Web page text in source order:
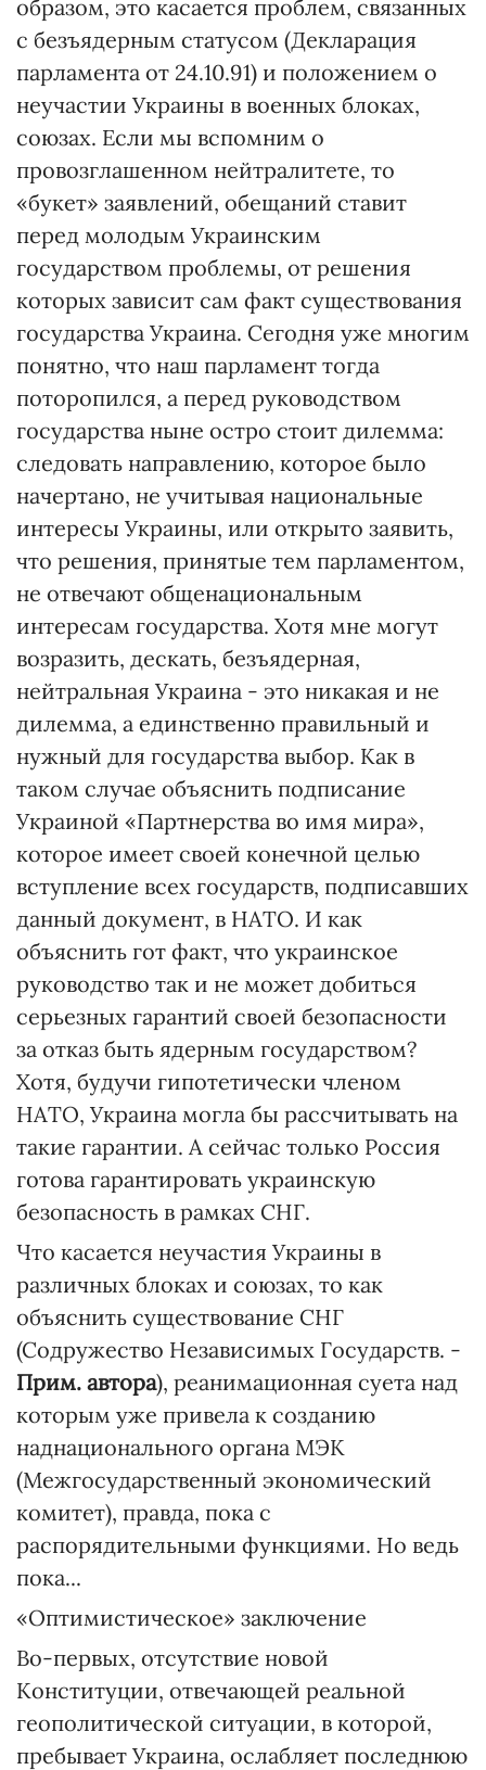
образом, это касается проблем, связанных
с безъядерным статусом (Декларация
парламента от 24.10.91) и положением о
неучастии Украины в военных блоках,
союзах. Если мы вспомним о
провозглашенном нейтралитете, то
«букет» заявлений, обещаний ставит
перед молодым Украинским
государством проблемы, от решения
которых зависит сам факт существования
государства Украина. Сегодня уже многим
понятно, что наш парламент тогда
поторопился, а перед руководством
государства ныне остро стоит дилемма:
следовать направлению, которое было
начертано, не учитывая национальные
интересы Украины, или открыто заявить,
что решения, принятые тем парламентом,
не отвечают общенациональным
интересам государства. Хотя мне могут
возразить, дескать, безъядерная,
нейтральная Украина - это никакая и не
дилемма, а единственно правильный и
нужный для государства выбор. Как в
таком случае объяснить подписание
Украиной «Партнерства во имя мира»,
которое имеет своей конечной целью
вступление всех государств, подписавших
данный документ, в НАТО. И как
объяснить гот факт, что украинское
руководство так и не может добиться
серьезных гарантий своей безопасности
за отказ быть ядерным государством?
Хотя, будучи гипотетически членом
НАТО, Украина могла бы рассчитывать на
такие гарантии. А сейчас только Россия
готова гарантировать украинскую
безопасность в рамках СНГ.
Что касается неучастия Украины в
различных блоках и союзах, то как
объяснить существование СНГ
(Содружество Независимых Государств. -
Прим. автора), реанимационная суета над
которым уже привела к созданию
наднационального органа МЭК
(Межгосударственный экономический
комитет), правда, пока с
распорядительными функциями. Но ведь
пока...
«Оптимистическое» заключение
Во-первых, отсутствие новой
Конституции, отвечающей реальной
геополитической ситуации, в которой,
пребывает Украина, ослабляет последнюю